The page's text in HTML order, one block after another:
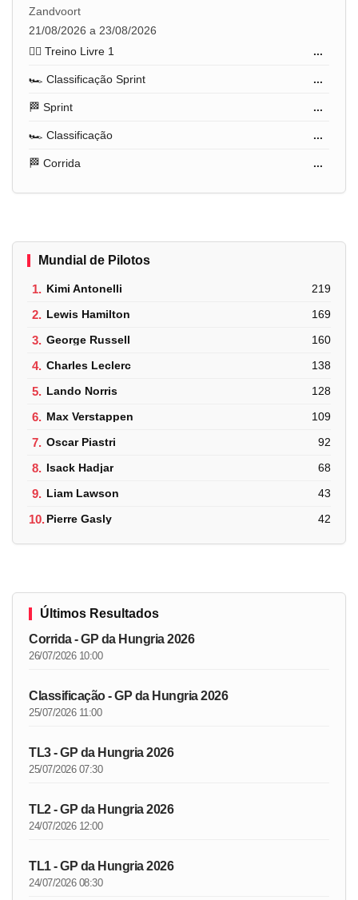
Zandvoort
21/08/2026 a 23/08/2026
🏋️‍♂️ Treino Livre 1
...
🏎️ Classificação Sprint ...
🏁 Sprint ...
🏎️ Classificação ...
🏁 Corrida ...
Mundial de Pilotos
1. Kimi Antonelli 219
2. Lewis Hamilton 169
3. George Russell 160
4. Charles Leclerc 138
5. Lando Norris 128
6. Max Verstappen 109
7. Oscar Piastri 92
8. Isack Hadjar 68
9. Liam Lawson 43
10.Pierre Gasly 42
Últimos Resultados
Corrida - GP da Hungria 2026
26/07/2026 10:00
Classificação - GP da Hungria 2026
25/07/2026 11:00
TL3 - GP da Hungria 2026
25/07/2026 07:30
TL2 - GP da Hungria 2026
24/07/2026 12:00
TL1 - GP da Hungria 2026
24/07/2026 08:30